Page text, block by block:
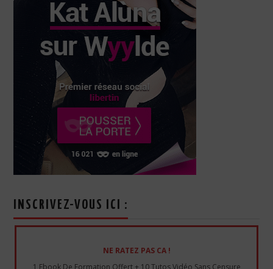
INSCRIVEZ-VOUS ICI :
NE RATEZ PAS CA !